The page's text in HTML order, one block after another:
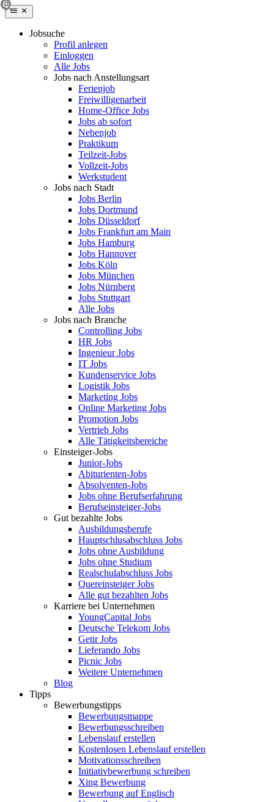
Jobsuche
Profil anlegen
Einloggen
Alle Jobs
Jobs nach Anstellungsart
Ferienjob
Freiwilligenarbeit
Home-Office Jobs
Jobs ab sofort
Nebenjob
Praktikum
Teilzeit-Jobs
Vollzeit-Jobs
Werkstudent
Jobs nach Stadt
Jobs Berlin
Jobs Dortmund
Jobs Düsseldorf
Jobs Frankfurt am Main
Jobs Hamburg
Jobs Hannover
Jobs Köln
Jobs München
Jobs Nürnberg
Jobs Stuttgart
Alle Jobs
Jobs nach Branche
Controlling Jobs
HR Jobs
Ingenieur Jobs
IT Jobs
Kundenservice Jobs
Logistik Jobs
Marketing Jobs
Online Marketing Jobs
Promotion Jobs
Vertrieb Jobs
Alle Tätigkeitsbereiche
Einsteiger-Jobs
Junior-Jobs
Abiturienten-Jobs
Absolventen-Jobs
Jobs ohne Berufserfahrung
Berufseinsteiger-Jobs
Gut bezahlte Jobs
Ausbildungsberufe
Hauptschlusabschluss Jobs
Jobs ohne Ausbildung
Jobs ohne Studium
Realschulabschluss Jobs
Quereinsteiger Jobs
Alle gut bezahlten Jobs
Karriere bei Unternehmen
YoungCapital Jobs
Deutsche Telekom Jobs
Getir Jobs
Lieferando Jobs
Picnic Jobs
Weitere Unternehmen
Blog
Tipps
Bewerbungstipps
Bewerbungsmappe
Bewerbungsschreiben
Lebenslauf erstellen
Kostenlosen Lebenslauf erstellen
Motivationsschreiben
Initiativbewerbung schreiben
Xing Bewerbung
Bewerbung auf Englisch